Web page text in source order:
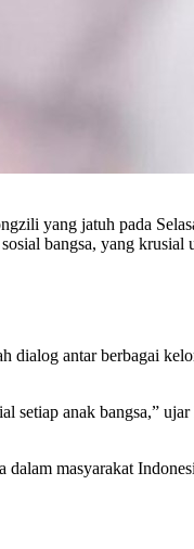
yang jatuh pada
bangsa, yang krusial
dialog antar berbagai
setiap anak bangsa,”
masyarakat